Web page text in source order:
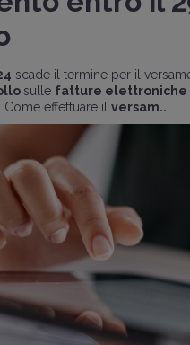
scade il termine per il
sulle fatture elettroniche
effettuare il versam..